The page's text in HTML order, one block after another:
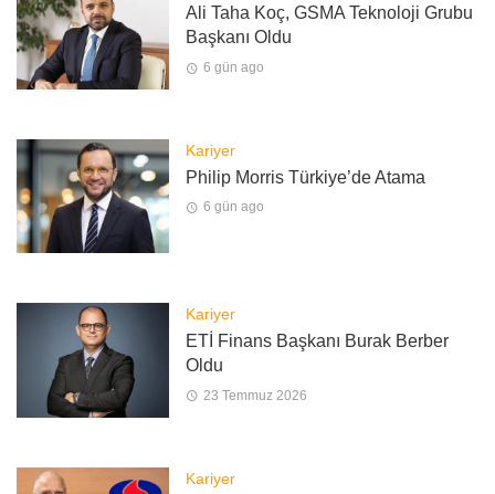
Ali Taha Koç, GSMA Teknoloji Grubu
Başkanı Oldu
6 gün ago
Kariyer
Philip Morris Türkiye’de Atama
6 gün ago
Kariyer
ETİ Finans Başkanı Burak Berber
Oldu
23 Temmuz 2026
Kariyer